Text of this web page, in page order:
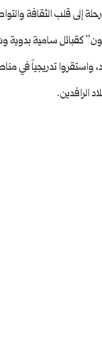
إلى قلب الثقافة
كقبائل سامية بدوية
واستقروا تدريجياً في
الرافدين.